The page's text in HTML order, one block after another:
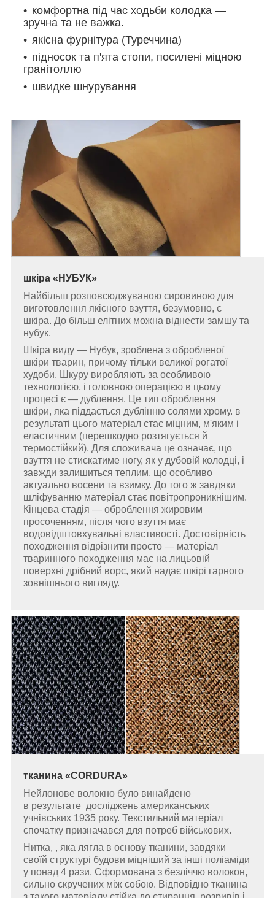
комфортна під час ходьби колодка —
зручна та не важка.
якісна фурнітура (Туреччина)
підносок та п'ята стопи, посилені міцною
гранітоллю
швидке шнурування
шкіра « НУБУК»
Найбільш розповсюджуваною сировиною для
виготовлення якісного взуття, безумовно, є
шкіра. До більш елітних можна віднести замшу та
нубук.
Шкіра виду — Нубук, зроблена з обробленої
шкіри тварин, причому тільки великої рогатої
худоби. Шкуру виробляють за особливою
технологією, і головною операцією в цьому
процесі є — дублення. Це тип оброблення
шкіри, яка піддається дублінню солями хрому. в
результаті цього матеріал стає міцним, м'яким і
еластичним (перешкодно розтягується й
термостійкий). Для споживача це означає, що
взуття не стискатиме ногу, як у дубовій колодці, і
завжди залишиться теплим, що особливо
актуально восени та взимку. До того ж завдяки
шліфуванню матеріал стає повітропроникнішим.
Кінцева стадія — оброблення жировим
просоченням, після чого взуття має
водовідштовхувальні властивості. Достовірність
походження відрізнити просто — матеріал
тваринного походження має на лицьовій
поверхні дрібний ворс, який надає шкірі гарного
зовнішнього вигляду.
тканина «CORDURA»
Нейлонове волокно було винайдено
в результате досліджень американських
учнівських 1935 року. Текстильний матеріал
спочатку призначався для потреб військових.
Нитка, , яка лягла в основу тканини, завдяки
своїй структурі будови міцніший за інші поліаміди
у понад 4 рази. Сформована з безліччю волокон,
сильно скручених між собою. Відповідно тканина